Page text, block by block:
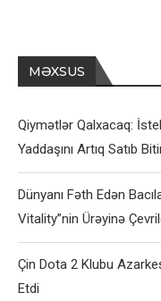
MƏXSUS
Qiymətlər Qalxacaq:
Yaddaşını Artıq Satıb
Dünyanı Fəth Edən
Vitality”nin Ürəyinə
Çin Dota 2 Klubu
Etdi